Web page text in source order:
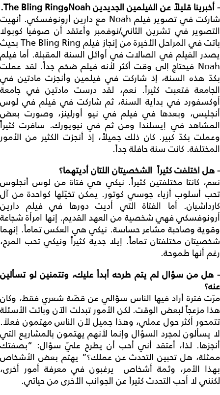
-أخبرينا قليلاً عن الفيلمين الجديدينNoahوThe Bling Ring
.
شاركت في تصوير فيلم Noah مع دارين أرونوفسكي. أنهيت
التصوير في تشرين الثاني/نوفمبر وأعتقد أن صوفيا كوبولا
باتت في المراحل الأخيرة من إنجاز فيلم The Bling Ring بحيث
يصدر الفيلم في الصالات في أوائل السنة المقبلة. أما فيلم
Noah فيحتاج إلى وقت أكثر لأنه فيلم ضخم جداً. لقد عملت
بكدّ هذه السنة، إذ شاركت في فيلمين وأنجزت مادتين في
الجامعة فتعبت كثيراً. نعم، لقد درست مادتين في جامعة
أوكسفورد في بداية السنة، ثم شاركت في فيلم في لوس
أنجليس، وبعدها في فيلم في نيو أورلينز، وصورت بعض
المشاهد في إيسلندا ومن ثم في نيويورك. سافرت كثيراً
وعملت بكدّ كبير. كان ذلك جميلاً، إذ أنجزت الكثير من الأمور
المختلفة. كانت سنة حافلة جداً.
-هل اختلفت كثيراً الشخصيتان اللتان أديتهما؟
نعم، كانتا مختلفتين كثيراً. نيكي هي فتاة من لوس أنجلوس
تحب أسلوب أزياء جوسي كوتور. يمكن تخيّلها كواحدة من آل
كارداشيان. أما الفتاة التي أديت دورها في فيلم دارين
أرونوفسكي فهي شخصية من العهد القديم. إنها امرأة شجاعة
وقوية وصاحبة مشاعر حساسة. نيكي هي العكس تماماً. إنهما
شخصيتان مختلفتان تماماً. إيلا جدية كثيراً ونيكي تحب المرح،
رغم أنها طموحة.
-هل من سؤال لم يتم طرحه أبداً عليك، وتتمنين لو تسألين
عنه؟
مرّت فترة أراد فيها الناس سؤالي عن قَصّة شعري فقط، وكان
هذا مزعجاً لبعض الوقت. لكن الأمور تبدلت الآن وباتت الأسئلة
تتمحور أكثر حول عملي، وهذا جميل لأن الناس مهتمون فعلاً.
لا يسألون لمجرد السؤال وإنما لأنهم يهتمون بالمشاريع التي
أنجزها. لذا، أعتقد أني أحب أن يطرح عليّ سؤال: “بصفتك
ممثلة، هل تحبين التحدث عن عملك؟” يهتم بعض الأشخاص
بهذا الأمر، وثمة أشخاص يرغبون في معرفة أمور أخرى،
لكنني لا أحب التحدث كثيراً عن الجوانب الأخرى من حياتي.